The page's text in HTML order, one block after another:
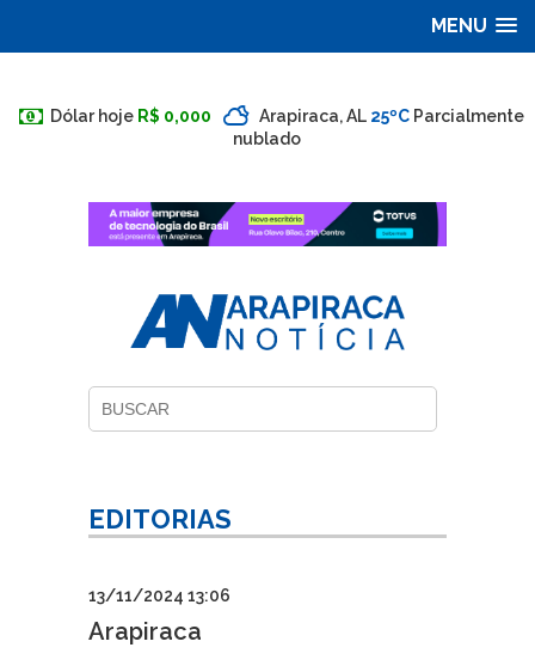
MENU
Dólar hoje R$ 0,000 Arapiraca, AL 25ºC Parcialmente
nublado
EDITORIAS
13/11/2024 13:06
Arapiraca